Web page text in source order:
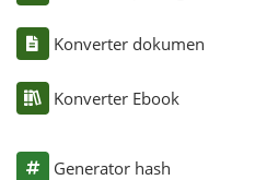
Konverter dokumen
Konverter Ebook
Generator hash